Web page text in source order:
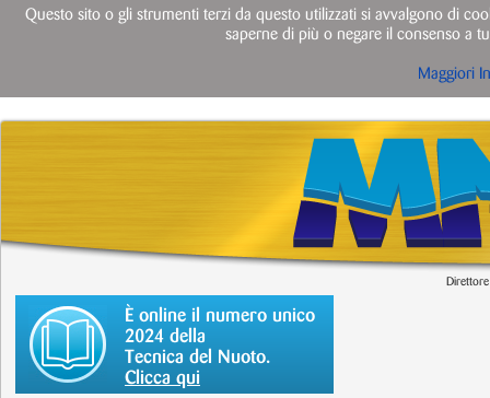
È online il numero unico
2024 della
Tecnica del Nuoto.
Clicca qui
Questo sito o gli strumenti terzi da questo utilizzati si avvalgono di
saperne di più o negare il consenso a
Maggiori